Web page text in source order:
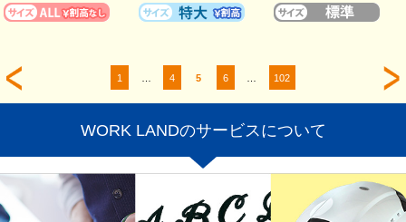
1 4 5 6 102
WORK LANDのサービスについて